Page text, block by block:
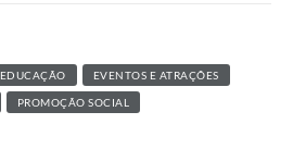
EDUCAÇÃO EVENTOS E ATRAÇÕES
PROMOÇÃO SOCIAL